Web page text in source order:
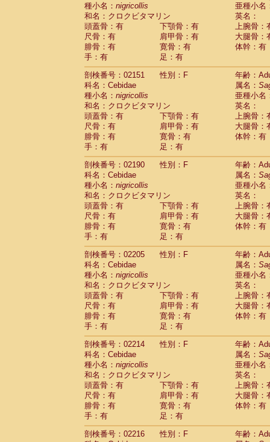
Cercopithecidae
Chlorocebus
CercopithecidaeChlorocebus
CercopithecidaeErythrocebus patas
CercopithecidaeMiopithecus talapoin
CercopithecidaeCercopithecinae spp.
CercopithecidaeColobus angolensis
CercopithecidaeColobus guereza (0)
Cercopithecidae Colobus polykomos
Cercopithecidae Piliocolobus badius
Cercopithecidae Kasi senex vetulus
CercopithecidaeKasi senex
CercopithecidaeNasalis larvatus(0)
CercopithecidaePresbytes
CercopithecidaePygathrix nemaeus
CercopithecidaeSemnopithecus
Cercopithecidae
Trachypithecus
Cercopithecidae
Trachypithecus
Cercopithecidae
Trachypithecus
CercopithecidaeTrachypithecus
CercopithecidaeColobinae spp.(0)
CercopithecidaePresbytesinaespp.(0)
CercopithecidaeCercopithecidae
HylobatidaeHoolock hoolock(1)
HylobatidaeHylobates agilis
Hylobatidae (0)
Hylobatidae Hylobates lar
HylobatidaeHylobates moloch(2)
Hylobatidae Hylobates muelleri(0)
HylobatidaeHylobates pileatus(3)
Hylobatidae Hylobates
HylobatidaeHylobateshybrid(1)
HylobatidaeNomascus concolor(0)
Hylobatidae
Symphalangus
Hominidae
(0)
Hominidae Pan troglodytes
Hominidae Gorilla gorilla beringei(0)
Hominidae Gorilla gorilla gorilla(0)
Primates misc.(0)
Scandentia Dendrogale melanura
Scandentia Ptilocercus lowii
種小名： nigricollis
亜種小名
和名：クロクビタマリン
英名：
頭蓋骨：有
下顎骨：有
上腕骨：
尺骨：有
肩甲骨：有
大腿骨：
腓骨：有
寛骨：有
体幹：有
手：有
足：有
剖検番号：02151
性別：F
年齢：
科名：Cebidae
属名：
種小名： nigricollis
亜種小名
和名：クロクビタマリン
英名：
頭蓋骨：有
下顎骨：有
上腕骨：
尺骨：有
肩甲骨：有
大腿骨：
腓骨：有
寛骨：有
体幹：有
手：有
足：有
剖検番号：02190
性別：F
年齢：
科名：Cebidae
属名：
種小名： nigricollis
亜種小名
和名：クロクビタマリン
英名：
頭蓋骨：有
下顎骨：有
上腕骨：
尺骨：有
肩甲骨：有
大腿骨：
腓骨：有
寛骨：有
体幹：有
手：有
足：有
剖検番号：02205
性別：F
年齢：
科名：Cebidae
属名：
種小名： nigricollis
亜種小名
和名：クロクビタマリン
英名：
頭蓋骨：有
下顎骨：有
上腕骨：
尺骨：有
肩甲骨：有
大腿骨：
腓骨：有
寛骨：有
体幹：有
手：有
足：有
剖検番号：02214
性別：F
年齢：
科名：Cebidae
属名：
種小名： nigricollis
亜種小名
和名：クロクビタマリン
英名：
頭蓋骨：有
下顎骨：有
上腕骨：
尺骨：有
肩甲骨：有
大腿骨：
腓骨：有
寛骨：有
体幹：有
手：有
足：有
剖検番号：02216
性別：F
年齢：